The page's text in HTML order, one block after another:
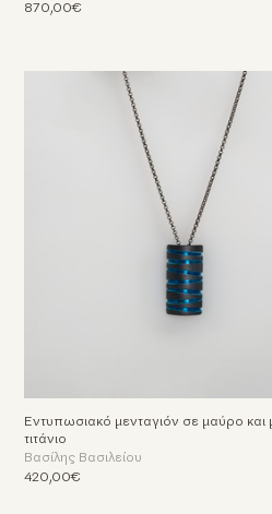
870,00€
Εντυπωσιακό μενταγιόν σε μαύρο και
τιτάνιο
Βασίλης Βασιλείου
420,00€